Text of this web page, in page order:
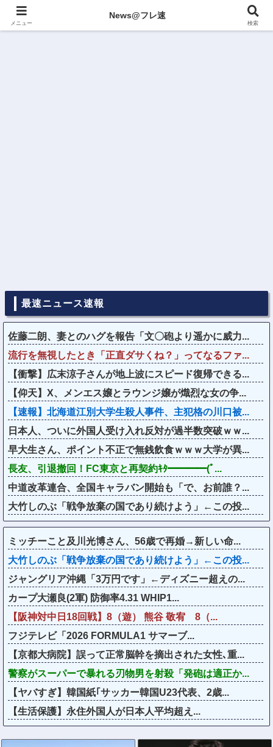
最速ニュース速報
佐藤二朗、妻とのハグを報告「文〇砲より遥かに威力...
流行を無視したとき「正直ダサくね？」ってなるファ...
【衝撃】広末涼子さんが地上波にスピード復帰できる...
【仰天】X、メンエス嬢とラウンジ嬢が熾烈な女の争...
【速報】北海道江別大学生殺人事件、主犯格の川口被...
日本人、ついに外国人受け入れ反対が過半数突破ｗｗ...
早大生さん、ポイント不正で無銭飲食ｗｗｗ大学が異...
長友、引退撤回！FC東京と再契約ｷﾀ━━━━(ﾟ...
中道改革連合、全国キャラバン開始も「で、お前誰？...
大竹しのぶ「戦争放棄の国であり続けよう」←この投...
ミッチーこと及川光博さん、56歳で再婚→新しい命...
大竹しのぶ「戦争放棄の国であり続けよう」←この投...
ジャングリア沖縄「3万円です」←ディズニー超えの...
カープ大瀬良(2軍) 防御率4.31 WHIP1...
【阪神対中日18回戦】8（遊） 熊谷 敬宥 8（...
フジテレビ「2026 FORMULA1 サマーブ...
【京都大病院】誤って正常脳幹を摘出された女性､重...
警察がスーパーで暴れる刃物男を射殺「発砲は適正か...
【ヤバすぎ】韓国紙｢サッカー韓国U23代表、2歳...
【生活保護】永住外国人が日本人平均超え...
メニュー
News@フレ速
検索